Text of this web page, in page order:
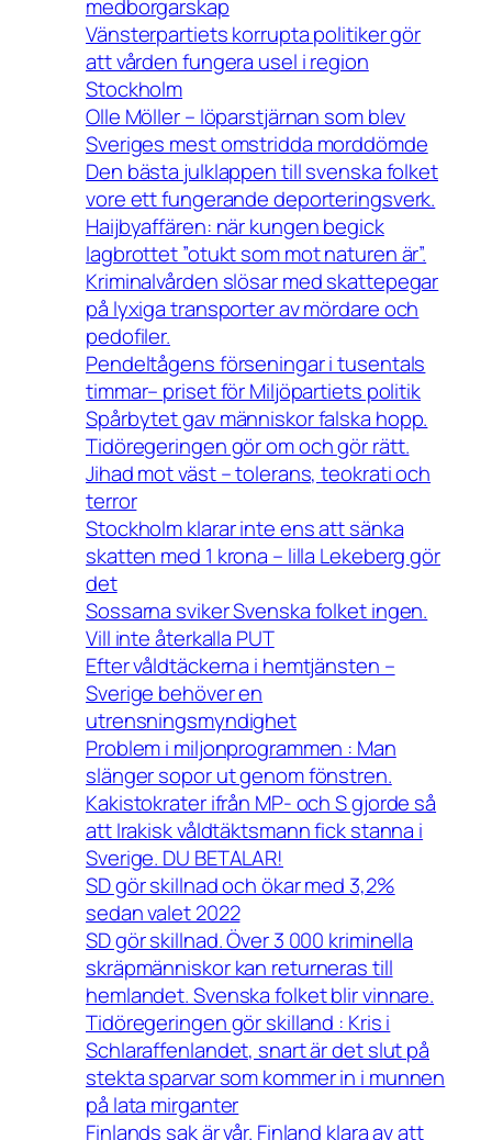
medborgarskap
Vänsterpartiets korrupta politiker gör
att vården fungera usel i region
Stockholm
Olle Möller – löparstjärnan som blev
Sveriges mest omstridda morddömde
Den bästa julklappen till svenska folket
vore ett fungerande deporteringsverk.
Haijbyaffären: när kungen begick
lagbrottet ”otukt som mot naturen är”.
Kriminalvården slösar med skattepegar
på lyxiga transporter av mördare och
pedofiler.
Pendeltågens förseningar i tusentals
timmar– priset för Miljöpartiets politik
Spårbytet gav människor falska hopp.
Tidöregeringen gör om och gör rätt.
Jihad mot väst – tolerans, teokrati och
terror
Stockholm klarar inte ens att sänka
skatten med 1 krona – lilla Lekeberg gör
det
Sossarna sviker Svenska folket ingen.
Vill inte återkalla PUT
Efter våldtäckerna i hemtjänsten –
Sverige behöver en
utrensningsmyndighet
Problem i miljonprogrammen : Man
slänger sopor ut genom fönstren.
Kakistokrater ifrån MP- och S gjorde så
att Irakisk våldtäktsmann fick stanna i
Sverige. DU BETALAR!
SD gör skillnad och ökar med 3,2%
sedan valet 2022
SD gör skillnad. Över 3 000 kriminella
skräpmänniskor kan returneras till
hemlandet. Svenska folket blir vinnare.
Tidöregeringen gör skilland : Kris i
Schlaraffenlandet, snart är det slut på
stekta sparvar som kommer in i munnen
på lata mirganter
Finlands sak är vår. Finland klara av att